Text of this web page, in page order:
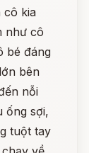
cô kia
như cô
bé đáng
bên
nỗi
ống sợi,
tuột tay